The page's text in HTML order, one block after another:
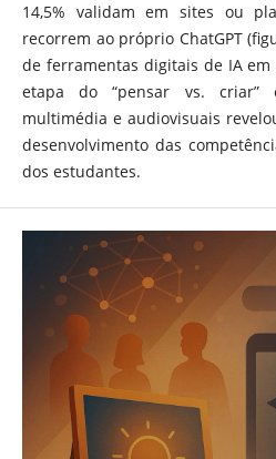
14,5% validam em sites ou
recorrem ao próprio ChatGPT
de ferramentas digitais de IA em
etapa do “pensar vs. criar”
multimédia e audiovisuais
desenvolvimento das
dos estudantes.